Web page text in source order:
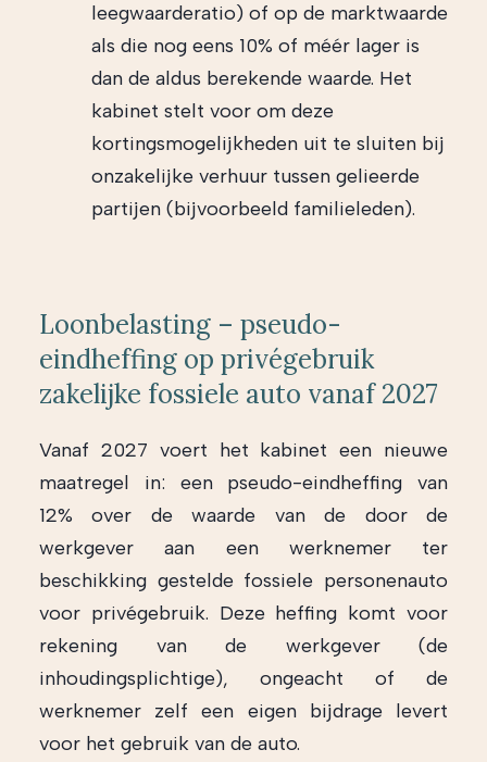
leegwaarderatio) of op de marktwaarde
als die nog eens 10% of méér lager is
dan de aldus berekende waarde. Het
kabinet stelt voor om deze
kortingsmogelijkheden uit te sluiten bij
onzakelijke verhuur tussen gelieerde
partijen (bijvoorbeeld familieleden).
Loonbelasting – pseudo-
eindheffing op privégebruik
zakelijke fossiele auto vanaf 2027
Vanaf 2027 voert het kabinet een nieuwe
maatregel in: een pseudo-eindheffing van
12% over de waarde van de door de
werkgever aan een werknemer ter
beschikking gestelde fossiele personenauto
voor privégebruik. Deze heffing komt voor
rekening van de werkgever (de
inhoudingsplichtige), ongeacht of de
werknemer zelf een eigen bijdrage levert
voor het gebruik van de auto.